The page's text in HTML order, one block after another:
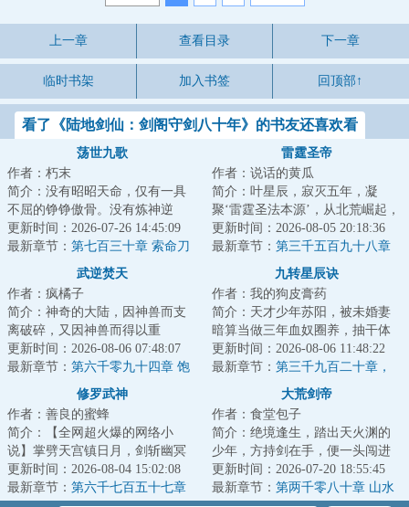
上一章 查看目录 下一章
临时书架 加入书签 回顶部↑
看了《陆地剑仙：剑阁守剑八十年》的书友还喜欢看
荡世九歌
作者：朽末
简介：没有昭昭天命，仅有一具
不屈的铮铮傲骨。没有炼神逆
天，仅有一曲无悔的荡世壮歌。
沧海横流，生灵涂...
更新时间：2026-07-26 14:45:09
最新章节： 第七百三十章 索命刀
雷霆圣帝
作者：说话的黄瓜
简介：叶星辰，寂灭五年，凝
聚‘雷霆圣法本源’，从北荒崛起，
探寻身世谜，沐浴天骄血，夺诸
天造化，斩因...
更新时间：2026-08-05 20:18:36
最新章节： 第三千五百九十八章
武逆焚天
作者：疯橘子
简介：神奇的大陆，因神兽而支
离破碎，又因神兽而得以重
生！！各方势力追寻多年的重宝
出世，一场腥风血雨...
更新时间：2026-08-06 07:48:07
最新章节： 第六千零九十四章 饱
九转星辰诀
作者：我的狗皮膏药
简介：天才少年苏阳，被未婚妻
暗算当做三年血奴圈养，抽干体
内至尊血脉，挑断手脚筋丢弃妖
兽山脉，等待死...
更新时间：2026-08-06 11:48:22
最新章节： 第三千九百二十章，
折翼的创世黑暗魔神！
修罗武神
作者：善良的蜜蜂
简介：【全网超火爆的网络小
说】掌劈天宫镇日月，剑斩幽冥
踏九霄，世间凡人万万亿，修罗
成神我最狂！本天...
更新时间：2026-08-04 15:02:08
最新章节： 第六千七百五十七章
大荒剑帝
作者：食堂包子
简介：绝境逢生，踏出天火渊的
少年，方持剑在手，便一头闯进
这场天地大劫！纵剑斩荆棘，苍
穹染血时，且斗...
更新时间：2026-07-20 18:55:45
最新章节： 第两千零八十章 山水